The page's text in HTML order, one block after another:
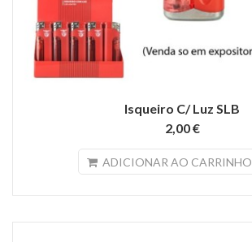
Isqueiro C/ Luz SLB
2,00 €
ADICIONAR AO CARRINHO